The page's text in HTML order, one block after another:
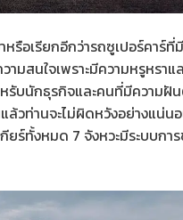
อเรียกอีกว่ารถซูเปอร์คาร์
มสนใจเพราะมีความหรูหรา
รับนักธุรกิจและคนที่มีความ
ล้วท่านจะไม่ผิดหวังอย่างแน่น
ร์ทั้งหมด 7 จังหวะมีระบบกา